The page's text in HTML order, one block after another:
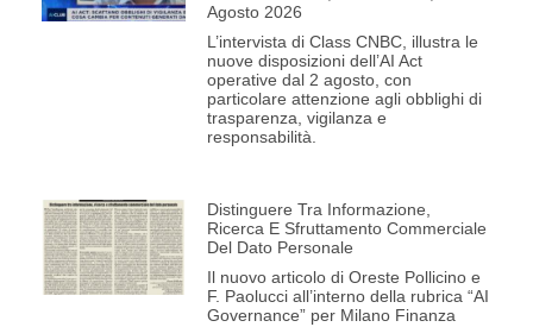
Agosto 2026
L’intervista di Class CNBC, illustra le
nuove disposizioni dell’AI Act
operative dal 2 agosto, con
particolare attenzione agli obblighi di
trasparenza, vigilanza e
responsabilità.
Distinguere Tra Informazione,
Ricerca E Sfruttamento Commerciale
Del Dato Personale
Il nuovo articolo di Oreste Pollicino e
F. Paolucci all’interno della rubrica “AI
Governance” per Milano Finanza